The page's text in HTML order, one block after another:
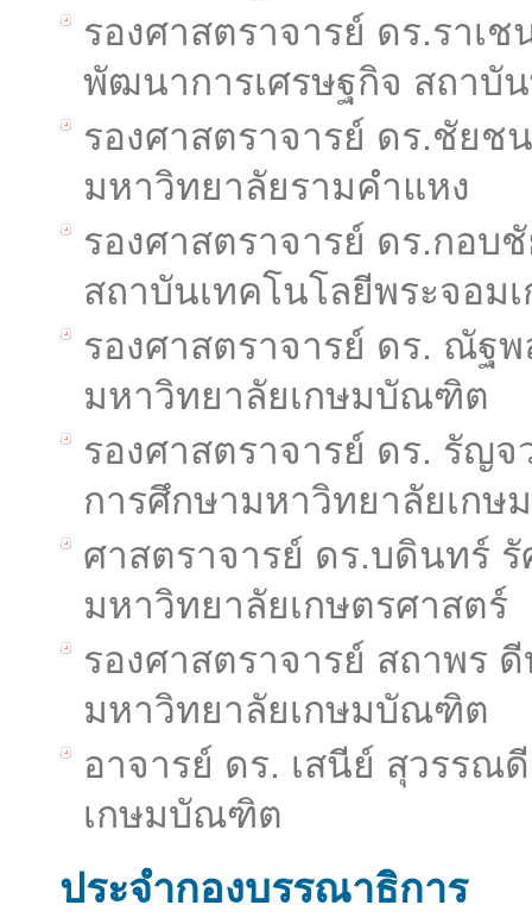
รองศาสตราจารย์ ดร.ราเ
พัฒนาการเศรษฐกิจ สถาบั
รองศาสตราจารย์ ดร.ชัยช
มหาวิทยาลัยรามคำแหง
รองศาสตราจารย์ ดร.กอบ
สถาบันเทคโนโลยีพระจอม
รองศาสตราจารย์ ดร. ณัฐ
มหาวิทยาลัยเกษมบัณฑิต
รองศาสตราจารย์ ดร. รัญ
การศึกษามหาวิทยาลัยเก
ศาสตราจารย์ ดร.บดินทร์
มหาวิทยาลัยเกษตรศาสตร์
รองศาสตราจารย์ สถาพร
มหาวิทยาลัยเกษมบัณฑิต
อาจารย์ ดร. เสนีย์ สุวรรณ
เกษมบัณฑิต
ประจำกองบรรณาธิการ